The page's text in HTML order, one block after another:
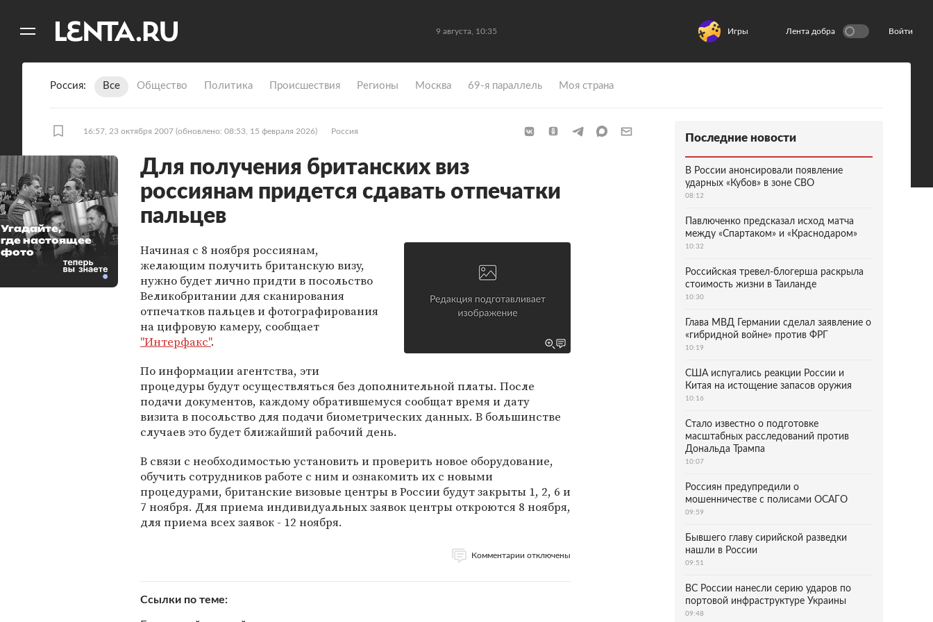
9 августа, 10:35 Игры Лента добра Войти
Россия Все Общество Политика Происшествия Регионы Москва 69-я параллель Моя страна
16:57, 23 октября 2007 (обновлено: 08:53, 15 февраля 2026) Россия
Для получения британских виз
россиянам придется сдавать отпечатки
пальцев
Начиная с 8 ноября россиянам,
желающим получить британскую визу,
нужно будет лично придти в посольство
Великобритании для сканирования
отпечатков пальцев и фотографирования
на цифровую камеру, сообщает
"Интерфакс".
По информации агентства, эти
процедуры будут осуществляться без дополнительной платы. После
подачи документов, каждому обратившемуся сообщат время и дату
визита в посольство для подачи биометрических данных. В большинстве
случаев это будет ближайший рабочий день.
В связи с необходимостью установить и проверить новое оборудование,
обучить сотрудников работе с ним и ознакомить их с новыми
процедурами, британские визовые центры в России будут закрыты 1, 2, 6 и
7 ноября. Для приема индивидуальных заявок центры откроются 8 ноября,
для приема всех заявок - 12 ноября.
Комментарии отключены
Ссылки по теме
Угадайте,
где настоящее
фото
Последние новости
В России анонсировали появление
ударных «Кубов» в зоне СВО
08:12
Павлюченко предсказал исход матча
между «Спартаком» и «Краснодаром»
10:32
Российская тревел-блогерша раскрыла
стоимость жизни в Таиланде
10:30
Глава МВД Германии сделал заявление о
«гибридной войне» против ФРГ
10:19
США испугались реакции России и
Китая на истощение запасов оружия
10:16
Стало известно о подготовке
масштабных расследований против
Дональда Трампа
10:07
Россиян предупредили о
мошенничестве с полисами ОСАГО
09:59
Бывшего главу сирийской разведки
нашли в России
09:51
ВС России нанесли серию ударов по
портовой инфраструктуре Украины
09:48